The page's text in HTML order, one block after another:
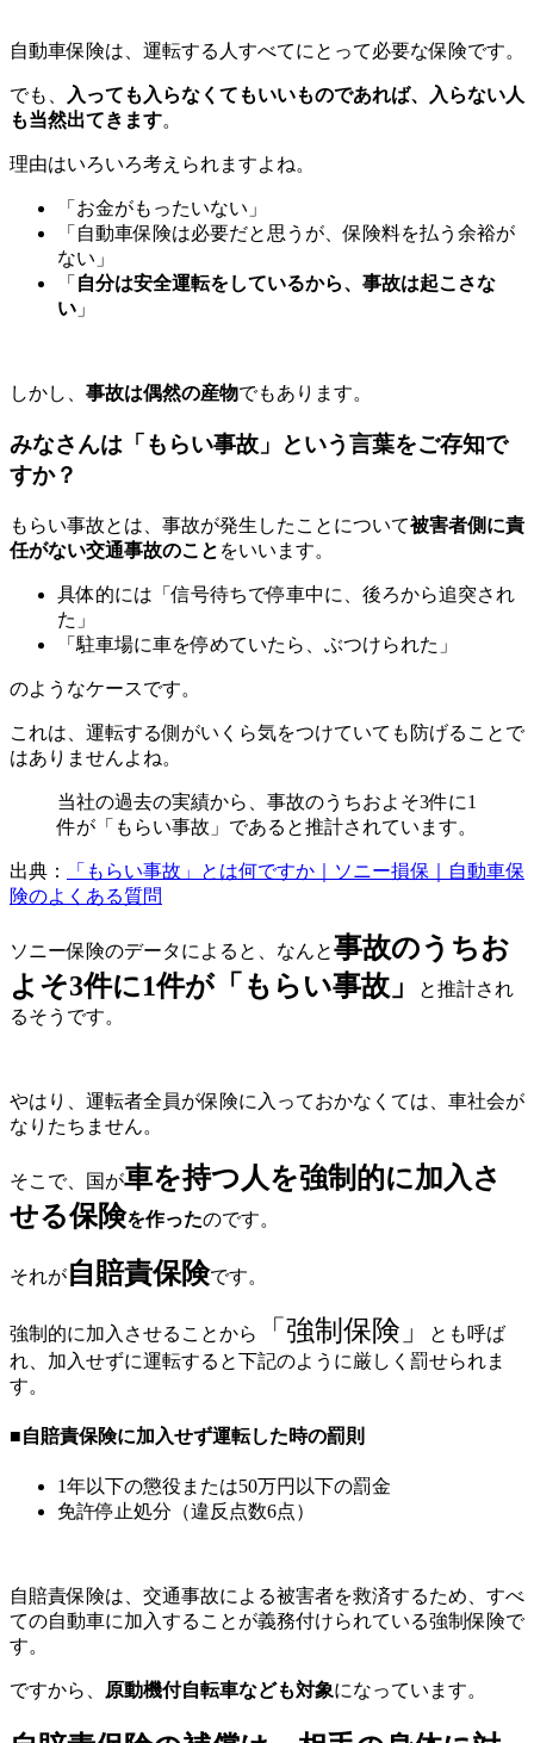
自動車保険は、運転する人すべてにとって必要な保険です。
でも、
入っても入らなくてもいいものであれば、入らない人
も当然出てきます。
理由はいろいろ考えられますよね。
「お金がもったいない」
「自動車保険は必要だと思うが、保険料を払う余裕が
ない」
「 自分は安全運転をしているから、事故は起こさな
い 」
しかし、 事故は偶然の産物でもあります。
みなさんは 「もらい事故」
という言葉をご存知で
すか？
もらい事故とは、事故が発生したことについて被害者側に責
任がない交通事故のこと をいいます。
具体的には「信号待ちで停車中に、後ろから追突され
た」
「駐車場に車を停めていたら、ぶつけられた」
のようなケースです。
これは、運転する側がいくら気をつけていても防げることで
はありませんよね。
当社の過去の実績から、事故のうちおよそ3件に1
件が「もらい事故」であると推計されています。
出典：
「もらい事故」とは何ですか｜ソニー損保｜自動車保
険のよくある質問
ソニー保険のデータによると、なんと事故のうちお
よそ3件に1件が「もらい事故」
と推計され
るそうです。
やはり、運転者全員が保険に入っておかなくては、車社会が
なりたちません。
そこで、国が車を持つ人を強制的に加入さ
せる保険を作ったのです。
それが自賠責保険です。
強制的に加入させることから 「強制保険」
とも呼ば
れ、加入せずに運転すると下記のように厳しく罰せられま
す。
■自賠責保険に加入せず運転した時の罰則
1年以下の懲役または50万円以下の罰金
免許停止処分（違反点数6点）
自賠責保険は、交通事故による被害者を救済するため、すべ
ての自動車に加入することが義務付けられている強制保険で
す。
ですから、 原動機付自転車なども対象になっています。